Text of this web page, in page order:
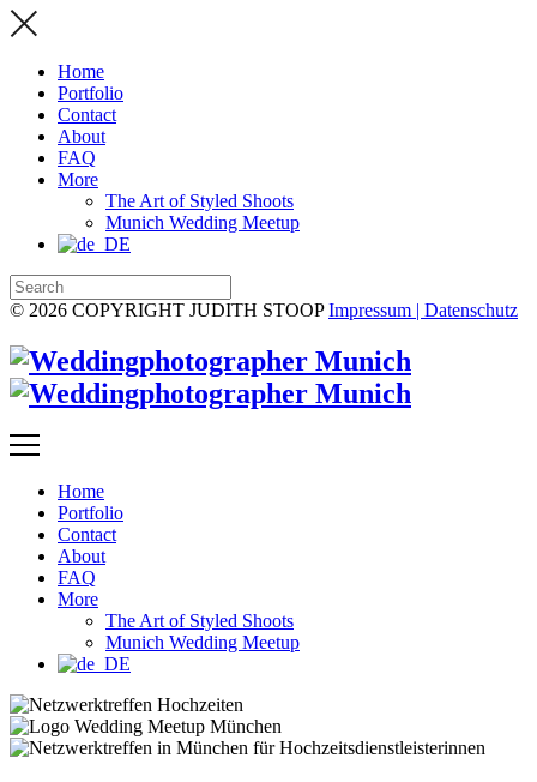
Home
Portfolio
Contact
About
FAQ
More
The Art of Styled Shoots
Munich Wedding Meetup
© 2026 COPYRIGHT JUDITH STOOPImpressum | Datenschutz
Home
Portfolio
Contact
About
FAQ
More
The Art of Styled Shoots
Munich Wedding Meetup